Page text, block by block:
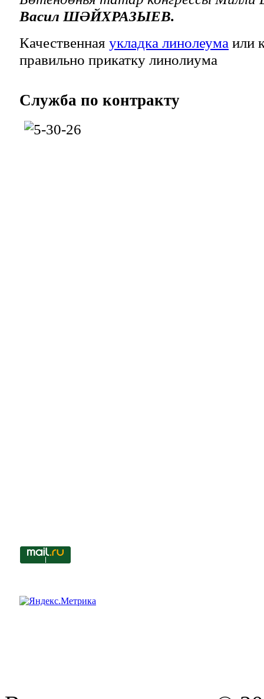
Васил ШӘЙХРАЗЫЕВ.
Качественная укладка линолеума или
правильно прикатку линолиума
Служба по контракту